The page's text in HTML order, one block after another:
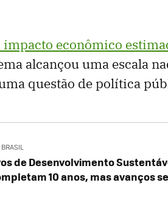
econômico
alcançou uma escala
questão de política
BRASIL
de Desenvolvimento
10 anos, mas avanços